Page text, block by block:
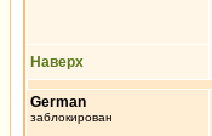
Наверх
German
заблокирован